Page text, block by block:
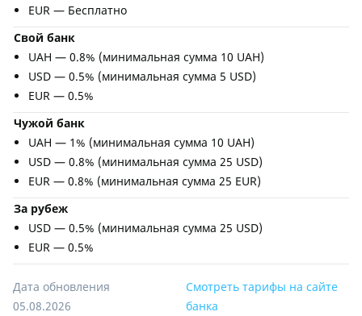
EUR — Бесплатно
Свой банк
UAH — 0.8% (минимальная сумма 10 UAH)
USD — 0.5% (минимальная сумма 5 USD)
EUR — 0.5%
Чужой банк
UAH — 1% (минимальная сумма 10 UAH)
USD — 0.8% (минимальная сумма 25 USD)
EUR — 0.8% (минимальная сумма 25 EUR)
За рубеж
USD — 0.5% (минимальная сумма 25 USD)
EUR — 0.5%
Дата обновления
05.08.2026
Смотреть тарифы на сайте
банка